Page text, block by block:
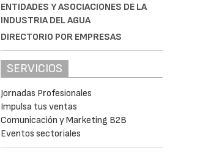
ENTIDADES Y ASOCIACIONES DE LA
INDUSTRIA DEL AGUA
DIRECTORIO POR EMPRESAS
SERVICIOS
Jornadas Profesionales
Impulsa tus ventas
Comunicación y Marketing B2B
Eventos sectoriales